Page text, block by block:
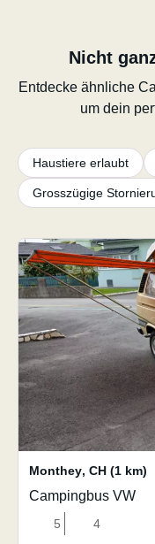
Nicht
Entdecke ähnliche
um dein
Haustiere erlaubt
Grosszügige
Monthey, CH (1 km)
Campingbus VW
5 4